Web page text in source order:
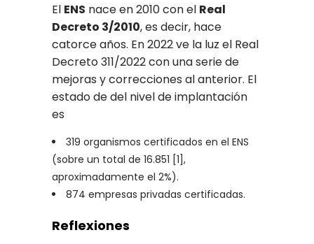
El ENS nace en 2010 con el Real
Decreto 3/2010, es decir, hace
catorce años. En 2022 ve la luz el Real
Decreto 311/2022 con una serie de
mejoras y correcciones al anterior. El
estado de del nivel de implantación
es
319 organismos certificados en el ENS
(sobre un total de 16.851 [1],
aproximadamente el 2%).
874 empresas privadas certificadas.
Reflexiones